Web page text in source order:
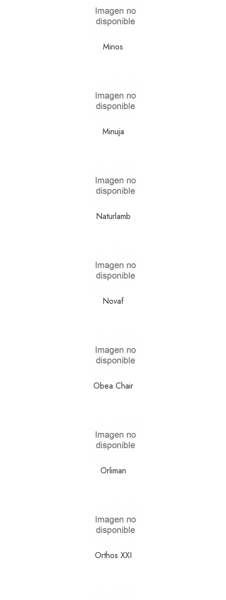
Minos
Minuja
Naturlamb
Novaf
Obea Chair
Orliman
Orthos XXI